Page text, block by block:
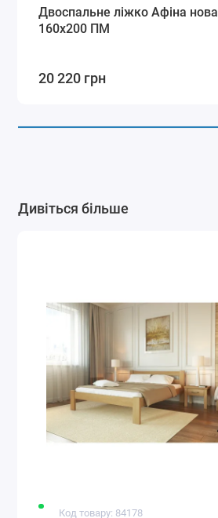
Двоспальне ліжко Афіна нова
160х200 ПМ
20 220 грн
Дивіться більше
Код товару: 84178